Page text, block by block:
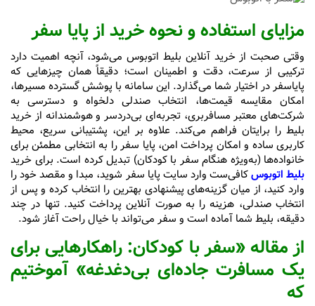
مزایای استفاده و نحوه خرید از پایا سفر
وقتی صحبت از خرید آنلاین بلیط اتوبوس می‌شود، آنچه اهمیت دارد
ترکیبی از سرعت، دقت و اطمینان است؛ دقیقاً همان چیزهایی که
پایاسفر در اختیار شما می‌گذارد. این سامانه با پوشش گسترده مسیرها،
امکان مقایسه قیمت‌ها، انتخاب صندلی دلخواه و دسترسی به
شرکت‌های معتبر مسافربری، تجربه‌ای بی‌دردسر و هوشمندانه از خرید
بلیط را برایتان فراهم می‌کند. علاوه بر این، پشتیبانی سریع، محیط
کاربری ساده و امکان پرداخت امن، پایا سفر را به انتخابی مطمئن برای
خانواده‌ها (به‌ویژه هنگام سفر با کودکان) تبدیل کرده است. برای خرید
بلیط اتوبوسکافی‌ست وارد سایت پایا سفر شوید، مبدا و مقصد خود را
وارد کنید، از میان گزینه‌های پیشنهادی بهترین را انتخاب کرده و پس از
انتخاب صندلی، هزینه را به صورت آنلاین پرداخت کنید. تنها در چند
دقیقه، بلیط شما آماده است و سفر می‌تواند با خیال راحت آغاز شود.
از مقاله «سفر با کودکان: راهکارهایی برای
یک مسافرت جاده‌ای بی‌دغدغه» آموختیم
که